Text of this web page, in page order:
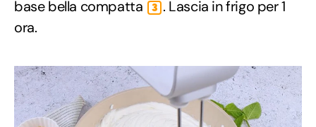
base bella compatta
3 . Lascia in frigo per 1
ora.